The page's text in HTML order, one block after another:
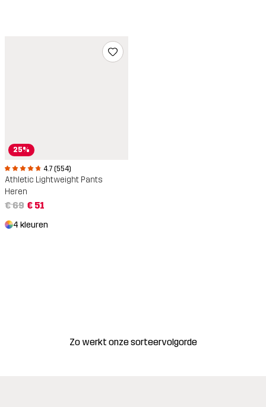
25%
4.7 (554)
Athletic Lightweight Pants
Heren
€ 69 € 51
4 kleuren
Zo werkt onze sorteervolgorde